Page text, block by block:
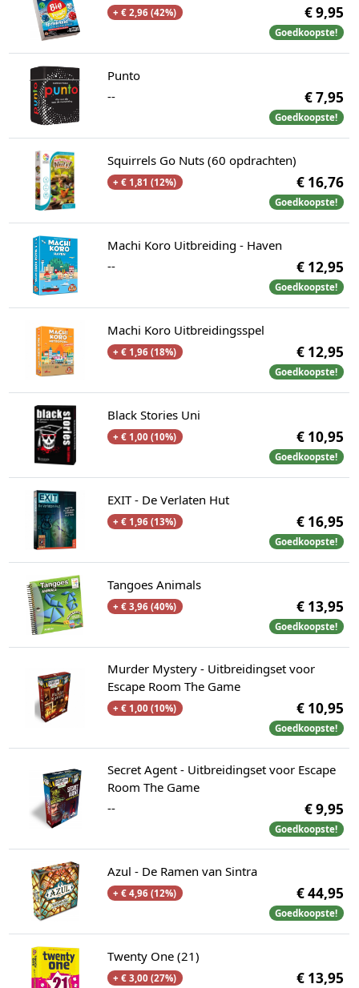
+ € 2,96 (42%) € 9,95
Goedkoopste!
Punto
--
€ 7,95
Goedkoopste!
Squirrels Go Nuts (60 opdrachten)
+ € 1,81 (12%) € 16,76
Goedkoopste!
Machi Koro Uitbreiding - Haven
--
€ 12,95
Goedkoopste!
Machi Koro Uitbreidingsspel
+ € 1,96 (18%) € 12,95
Goedkoopste!
Black Stories Uni
+ € 1,00 (10%) € 10,95
Goedkoopste!
EXIT - De Verlaten Hut
+ € 1,96 (13%) € 16,95
Goedkoopste!
Tangoes Animals
+ € 3,96 (40%) € 13,95
Goedkoopste!
Murder Mystery - Uitbreidingset voor
Escape Room The Game
+ € 1,00 (10%) € 10,95
Goedkoopste!
Secret Agent - Uitbreidingset voor Escape
Room The Game
--
€ 9,95
Goedkoopste!
Azul - De Ramen van Sintra
+ € 4,96 (12%) € 44,95
Goedkoopste!
Twenty One (21)
+ € 3,00 (27%) € 13,95